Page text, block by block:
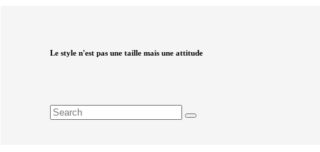
Le style n'est pas une taille mais une attitude